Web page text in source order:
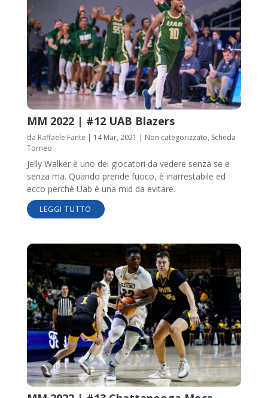
MM 2022 | #12 UAB Blazers
da Raffaele Fante | 14 Mar, 2021 | Non categorizzato, Scheda
Torneo
Jelly Walker è uno dei giocatori da vedere senza se e
senza ma. Quando prende fuoco, è inarrestabile ed
ecco perchè Uab è una mid da evitare.
LEGGI TUTTO